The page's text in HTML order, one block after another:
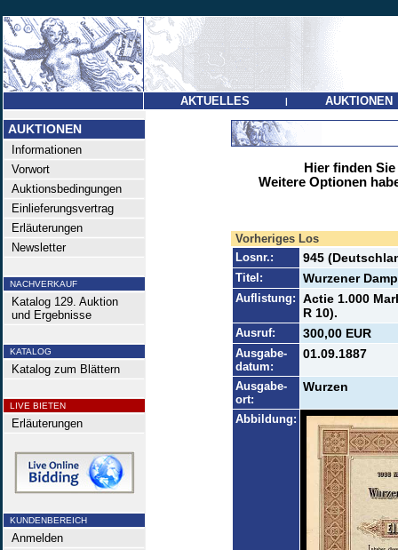
AKTUELLES | AUKTIONEN
AUKTIONEN
Informationen
Vorwort
Auktionsbedingungen
Einlieferungsvertrag
Erläuterungen
Newsletter
NACHVERKAUF
Katalog 129. Auktion
und Ergebnisse
KATALOG
Katalog zum Blättern
LIVE BIETEN
Erläuterungen
KUNDENBEREICH
Anmelden
Hier finden
Weitere Optionen
Vorheriges Los
Losnr.:
945
Titel: Wurzener
Auflistung: Actie 1.000
R 10).
Ausruf: 300,00 EUR
Ausgabe-
datum:
01.09.1887
Ausgabe-
ort:
Wurzen
Abbildung: